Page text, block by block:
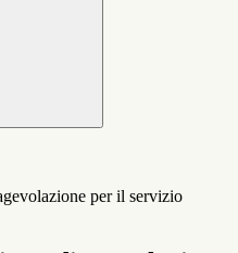
per il servizio